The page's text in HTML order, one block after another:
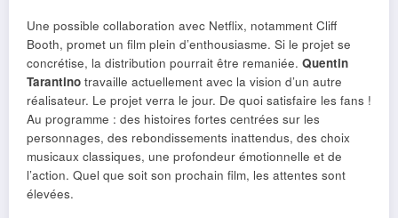
Une possible collaboration avec Netflix, notamment Cliff
Booth, promet un film plein d’enthousiasme. Si le projet se
concrétise, la distribution pourrait être remaniée. Quentin
Tarantino travaille actuellement avec la vision d’un autre
réalisateur. Le projet verra le jour. De quoi satisfaire les fans !
Au programme : des histoires fortes centrées sur les
personnages, des rebondissements inattendus, des choix
musicaux classiques, une profondeur émotionnelle et de
l’action. Quel que soit son prochain film, les attentes sont
élevées.